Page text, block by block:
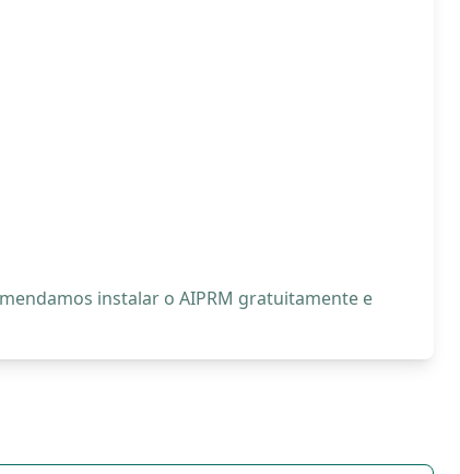
instalar o AIPRM gratuitamente e